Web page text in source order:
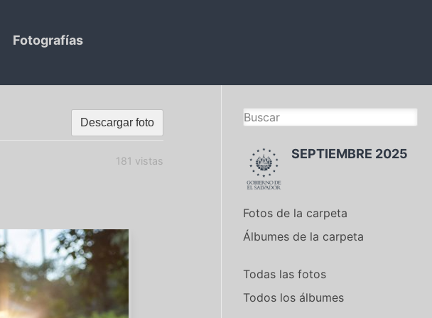
Fotografías
Descargar foto
181 vistas SEPTIEMBRE 2025
Fotos de la carpeta
Álbumes de la carpeta
Todas las fotos
Todos los álbumes